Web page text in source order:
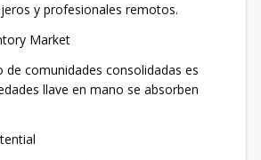
y profesionales remotos.
Market
de comunidades consolidadas es
llave en mano se absorben